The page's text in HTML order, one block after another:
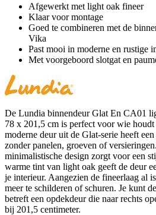
Afgewerkt met light oak fineer
Klaar voor montage
Goed te combineren met de
Vika
Past mooi in moderne en rustige
Met voorgeboord slotgat en
De Lundia binnendeur Glat En CA01
78 x 201,5 cm is perfect voor wie
moderne deur uit de Glat-serie heeft
zonder panelen, groeven of
minimalistische design zorgt voor een
warme tint van light oak geeft de deur
je interieur. Aangezien de fineerlaag al
meer te schilderen of schuren. Je kunt
betreft een opdekdeur die naar rechts
bij 201,5 centimeter.